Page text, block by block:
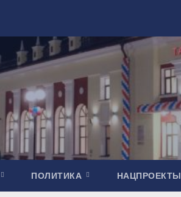
ПОЛИТИКА НАЦПРОЕКТЫ